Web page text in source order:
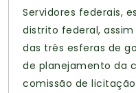
Servidores federais,
distrito federal,
das três esferas de
de planejamento da
comissão de